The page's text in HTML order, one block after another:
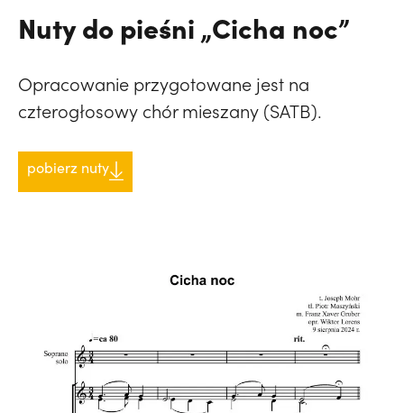
Nuty do pieśni „Cicha noc”
Opracowanie przygotowane jest na
czterogłosowy chór mieszany (SATB).
pobierz nuty